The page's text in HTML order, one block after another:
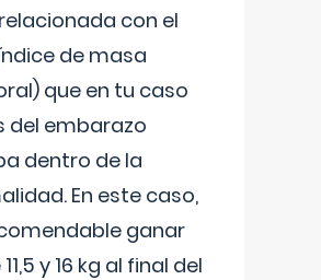
con el
de masa
que en tu caso
del embarazo
dentro de la
En este caso,
ganar
y 16 kg al final del